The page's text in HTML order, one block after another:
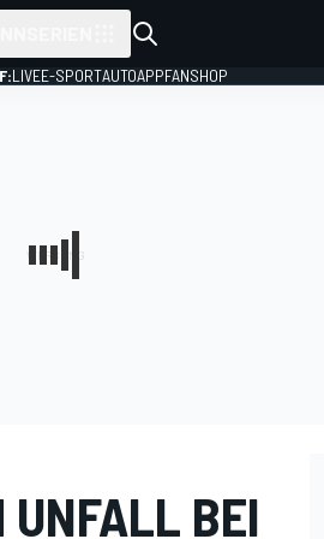
LIVEE-SPORTAUTOAPPFANSHOP
UNFALL BEI